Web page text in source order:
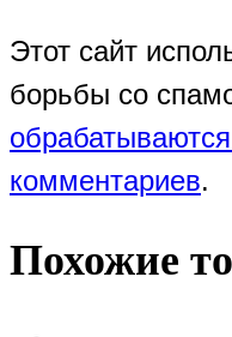
Этот сайт
борьбы со
комментариев.
Похожие